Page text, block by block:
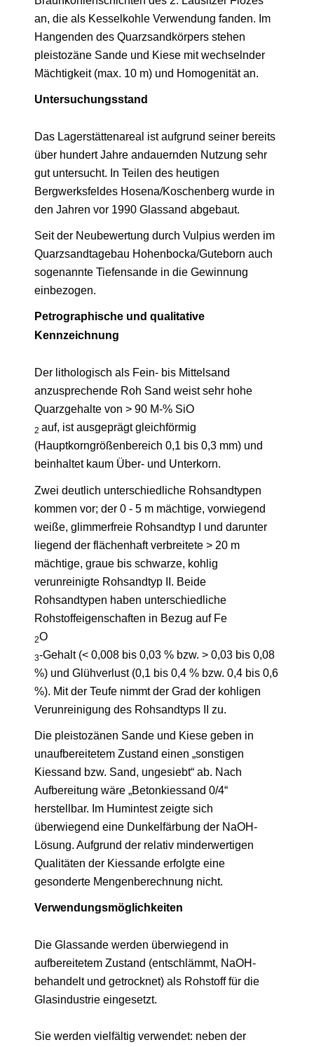
an, die als Kesselkohle Verwendung fanden. Im
Hangenden des Quarzsandkörpers stehen
pleistozäne Sande und Kiese mit wechselnder
Mächtigkeit (max. 10 m) und Homogenität an.
Untersuchungsstand
Das Lagerstättenareal ist aufgrund seiner bereits
über hundert Jahre andauernden Nutzung sehr
gut untersucht. In Teilen des heutigen
Bergwerksfeldes Hosena/Koschenberg wurde in
den Jahren vor 1990 Glassand abgebaut.
Seit der Neubewertung durch Vulpius werden im
Quarzsandtagebau Hohenbocka/Guteborn auch
sogenannte Tiefensande in die Gewinnung
einbezogen.
Petrographische und qualitative
Kennzeichnung
Der lithologisch als Fein- bis Mittelsand
anzusprechende Roh Sand weist sehr hohe
Quarzgehalte von > 90 M-% SiO
2 auf, ist ausgeprägt gleichförmig
(Hauptkorngrößenbereich 0,1 bis 0,3 mm) und
beinhaltet kaum Über- und Unterkorn.
Zwei deutlich unterschiedliche Rohsandtypen
kommen vor; der 0 - 5 m mächtige, vorwiegend
weiße, glimmerfreie Rohsandtyp I und darunter
liegend der flächenhaft verbreitete > 20 m
mächtige, graue bis schwarze, kohlig
verunreinigte Rohsandtyp II. Beide
Rohsandtypen haben unterschiedliche
Rohstoffeigenschaften in Bezug auf Fe
2O
3-Gehalt (< 0,008 bis 0,03 % bzw. > 0,03 bis 0,08
%) und Glühverlust (0,1 bis 0,4 % bzw. 0,4 bis 0,6
%). Mit der Teufe nimmt der Grad der kohligen
Verunreinigung des Rohsandtyps II zu.
Die pleistozänen Sande und Kiese geben in
unaufbereitetem Zustand einen „sonstigen
Kiessand bzw. Sand, ungesiebt“ ab. Nach
Aufbereitung wäre „Betonkiessand 0/4“
herstellbar. Im Humintest zeigte sich
überwiegend eine Dunkelfärbung der NaOH-
Lösung. Aufgrund der relativ minderwertigen
Qualitäten der Kiessande erfolgte eine
gesonderte Mengenberechnung nicht.
Verwendungsmöglichkeiten
Die Glassande werden überwiegend in
aufbereitetem Zustand (entschlämmt, NaOH-
behandelt und getrocknet) als Rohstoff für die
Glasindustrie eingesetzt.
Sie werden vielfältig verwendet: neben der